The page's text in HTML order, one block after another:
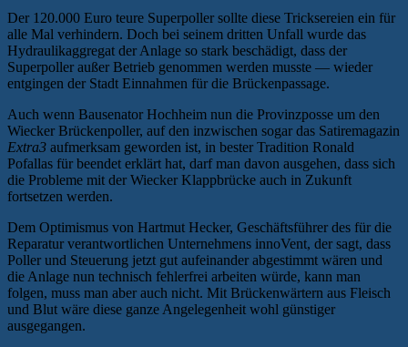
Der 120.000 Euro teure Superpoller sollte diese Tricksereien ein für
alle Mal verhindern. Doch bei seinem dritten Unfall wurde das
Hydraulikaggregat der Anlage so stark beschädigt, dass der
Superpoller außer Betrieb genommen werden musste — wieder
entgingen der Stadt Einnahmen für die Brückenpassage.
Auch wenn Bausenator Hochheim nun die Provinzposse um den
Wiecker Brückenpoller, auf den inzwischen sogar das Satiremagazin
Extra3 aufmerksam geworden ist, in bester Tradition Ronald
Pofallas für beendet erklärt hat, darf man davon ausgehen, dass sich
die Probleme mit der Wiecker Klappbrücke auch in Zukunft
fortsetzen werden.
Dem Optimismus von Hartmut Hecker, Geschäftsführer des für die
Reparatur verantwortlichen Unternehmens innoVent, der sagt, dass
Poller und Steuerung jetzt gut aufeinander abgestimmt wären und
die Anlage nun technisch fehlerfrei arbeiten würde, kann man
folgen, muss man aber auch nicht. Mit Brückenwärtern aus Fleisch
und Blut wäre diese ganze Angelegenheit wohl günstiger
ausgegangen.